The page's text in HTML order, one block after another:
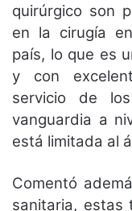
quirúrgico son
en la cirugía
país, lo que es
y con
servicio de
vanguardia a
está limitada al
Comentó
sanitaria, estas